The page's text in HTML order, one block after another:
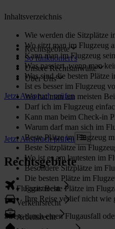
Rechtsgebiete
So funktioniert's
Unsere Rechtsanwälte
Über Uns
Jetzt Anspruch prüfen
Jetzt Anspruch prüfen
Rechtsgebiete
Fluggastrecht
Verkehrsrecht
Arbeitsrecht
Inhaltsverzeichnis
Wie werden die Sitzplätze
Wo sitzt man im Flugzeug
Kann man im Flugzeug
Was passiert, wenn man
Was sind die besten Plätze
Ist es besser im Flugzeug
Wo hat man am meisten
Darf ich im Flugzeug
Kann man beim Check-in
Warum darf man sich im
Beste Plätze im Flugzeug
Beste Sitzplätze im
Wo ist es am lautesten im
Besondere Sitzplätze im
Die besten Plätze im
Fazit: Beste Plätze im
Ihre Reise verlief nicht wie
Stress durch einen Flugausfall